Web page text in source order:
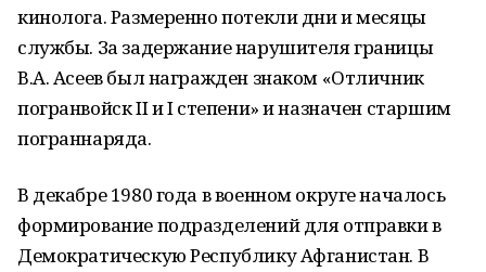
кинолога. Размеренно потекли дни и месяцы
службы. За задержание нарушителя границы
В.А. Асеев был награжден знаком «Отличник
погранвойск II и I степени» и назначен старшим
пограннаряда.
В декабре 1980 года в военном округе началось
формирование подразделений для отправки в
Демократическую Республику Афганистан. В